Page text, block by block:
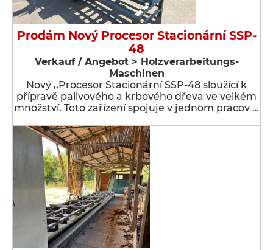
Prodám Nový Procesor Stacionární SSP-
48
Verkauf / Angebot > Holzverarbeitungs-
Maschinen
Nový ,,Procesor Stacionární SSP-48 sloužící k
přípravě palivového a krbového dřeva ve velkém
množství. Toto zařízení spojuje v jednom pracov …